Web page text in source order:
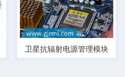
卫星抗辐射电源管理模块